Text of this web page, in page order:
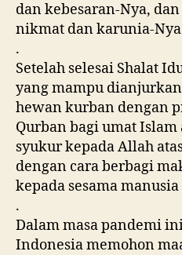
dan kebesaran-Nya,
nikmat dan karunia-Nya
.
Setelah selesai Shalat
yang mampu
hewan kurban dengan
Qurban bagi umat
syukur kepada Allah
dengan cara berbagi
kepada sesama manusia
.
Dalam masa pandemi
Indonesia memohon